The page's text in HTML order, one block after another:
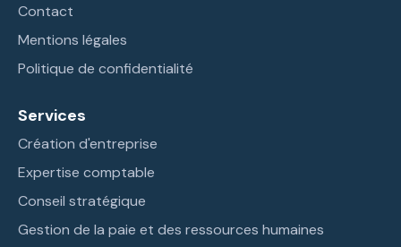
Contact
Mentions légales
Politique de confidentialité
Services
Création d'entreprise
Expertise comptable
Conseil stratégique
Gestion de la paie et des ressources humaines